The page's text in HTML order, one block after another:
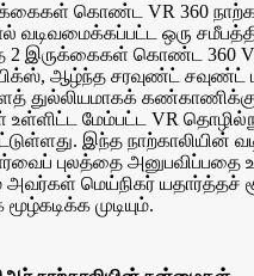
கொண்ட VR 360
வடிவமைக்கப்பட்ட ஒரு
2 இருக்கைகள் கொண்ட 360
ஆழ்ந்த சரவுண்ட் சவுண்ட்
துல்லியமாகக்
மேம்பட்ட VR
இந்த நாற்காலியின்
பார்வைப் புலத்தை அனுபவிப்பதை
மெய்நிகர் யதார்த்தச்
முடியும்.